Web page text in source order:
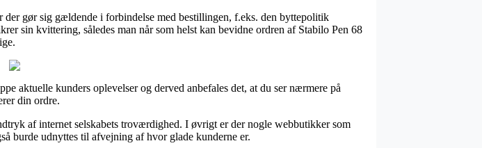
gør sig gældende i forbindelse med bestillingen, f.eks. den byttepolitik
sin kvittering, således man når som helst kan bevidne ordren af Stabilo Pen 68
aktuelle kunders oplevelser og derved anbefales det, at du ser nærmere på
din ordre.
af internet selskabets troværdighed. I øvrigt er der nogle webbutikker som
burde udnyttes til afvejning af hvor glade kunderne er.